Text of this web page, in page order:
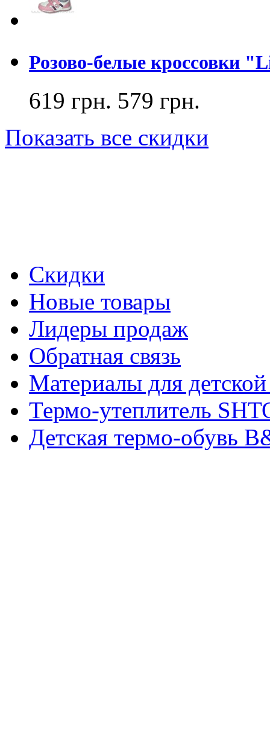
Розово-белые кроссовки
619 грн. 579 грн.
Показать все скидки
Скидки
Новые товары
Лидеры продаж
Обратная связь
Материалы для
Термо-утеплитель
Детская термо-обувь